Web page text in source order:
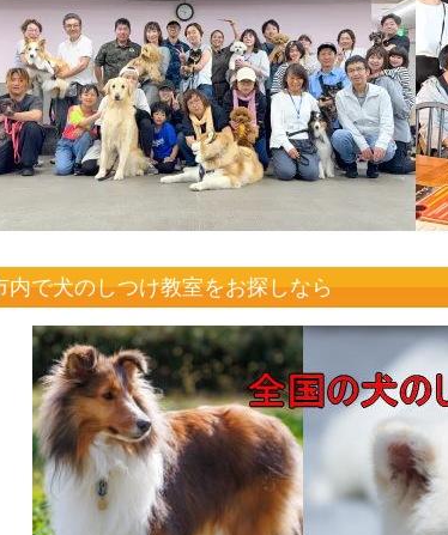
内で犬のしつけ教室をお探しなら